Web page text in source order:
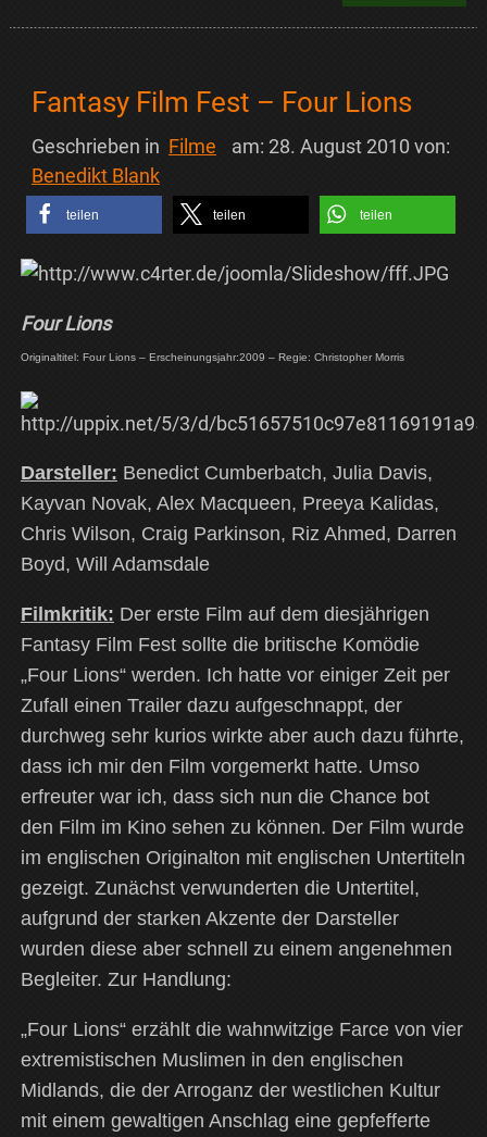
Fantasy Film Fest – Four Lions
Geschrieben in Filme am: 28. August 2010 von:
Benedikt Blank
teilen teilen teilen
Four Lions
Originaltitel: Four Lions – Erscheinungsjahr:2009 – Regie: Christopher Morris
Darsteller: Benedict Cumberbatch, Julia Davis,
Kayvan Novak, Alex Macqueen, Preeya Kalidas,
Chris Wilson, Craig Parkinson, Riz Ahmed, Darren
Boyd, Will Adamsdale
Filmkritik: Der erste Film auf dem diesjährigen
Fantasy Film Fest sollte die britische Komödie
„Four Lions“ werden. Ich hatte vor einiger Zeit per
Zufall einen Trailer dazu aufgeschnappt, der
durchweg sehr kurios wirkte aber auch dazu führte,
dass ich mir den Film vorgemerkt hatte. Umso
erfreuter war ich, dass sich nun die Chance bot
den Film im Kino sehen zu können. Der Film wurde
im englischen Originalton mit englischen Untertiteln
gezeigt. Zunächst verwunderten die Untertitel,
aufgrund der starken Akzente der Darsteller
wurden diese aber schnell zu einem angenehmen
Begleiter. Zur Handlung:
„Four Lions“ erzählt die wahnwitzige Farce von vier
extremistischen Muslimen in den englischen
Midlands, die der Arroganz der westlichen Kultur
mit einem gewaltigen Anschlag eine gepfefferte